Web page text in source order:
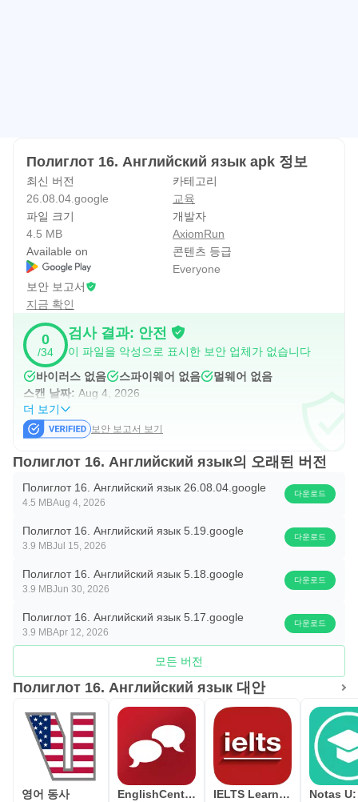
니다.
포인트는 어떻게 계산되나요?
프로그램은 마지막 100개의 답변을 기억하고 CORRECT
답변의 수를 100으로 나누고 5를 곱합니다.
4.5점을 얻으려면 100개 중 90개 질문에 올바르게 답해야
합니다.
너무 쉽다?
그런 다음 설정에서 증가된 난이도를 켭니다. 이 프로그램은
단어 옵션을 제공하지 않지만 키보드에서 문장을 입력하라
는 메시지를 표시합니다.
시험
시험은 배운 내용에 대한 지식을 통합하도록 설계되었습니
선택한 각 레슨에는 10개의 작업이 있습니다. 모든 작업은
섞이고 무작위 순서로 완료하도록 제공됩니다.
이 끝나면 전체 성적과 각 수업의 점수가 부여됩니다.
처음으로 최대 점수를 얻지 못한 경우 화를 내지 마십시오.
이것은 해당 단원에서 추가 연습을 하라는 알림일 뿐입니다.
결국, 이 응용 프로그램의 주요 목적은 시험을 채점하는 것
이 아니라 영어를 배우는 데 도움이 되는 것입니다.
Полиглот 16. Английский язык apk 정보
최신 버전
26.08.04.google
카테고리
교육
파일 크기
4.5 MB
개발자
AxiomRun
Available on
콘텐츠 등급
Everyone
보안 보고서
지금 확인
0
/34
검사 결과: 안전
이 파일을 악성으로 표시한 보안 업체가 없습니다
바이러스 없음
스파이웨어 없음
멀웨어 없음
스캔 날짜: Aug 4, 2026
더 보기
보안 보고서 보기
Полиглот 16. Английский язык의 오래된 버전
Полиглот 16. Английский язык 26.08.04.google
4.5 MBAug 4, 2026
다운로드
Полиглот 16. Английский язык 5.19.google
3.9 MBJul 15, 2026
다운로드
Полиглот 16. Английский язык 5.18.google
3.9 MBJun 30, 2026
다운로드
Полиглот 16. Английский язык 5.17.google
3.9 MBApr 12, 2026
다운로드
모든 버전
Полиглот 16. Английский язык 대안
영어 동사 EnglishCentral - 영어 학습 IELTS Learning English